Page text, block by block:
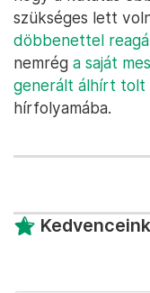
szükséges lett
döbbenettel
nemrég a saját
generált álhírt tolt
hírfolyamába.
Kedvenceink